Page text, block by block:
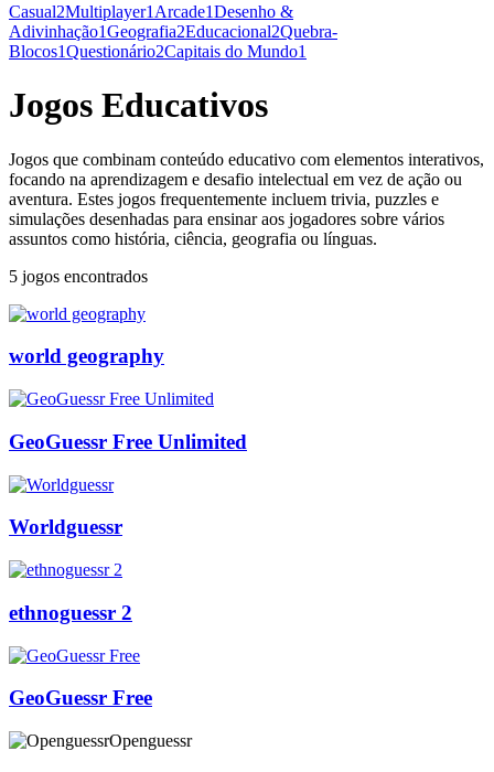
Casual2Multiplayer1 Arcade1Desenho &
Adivinhação1Geografia2Educacional2Quebra-
Blocos1Questionário2Capitais do Mundo1
Jogos Educativos
Jogos que combinam conteúdo educativo com elementos interativos,
focando na aprendizagem e desafio intelectual em vez de ação ou
aventura. Estes jogos frequentemente incluem trivia, puzzles e
simulações desenhadas para ensinar aos jogadores sobre vários
assuntos como história, ciência, geografia ou línguas.
5 jogos encontrados
world geography
GeoGuessr Free Unlimited
Worldguessr
ethnoguessr 2
GeoGuessr Free
Openguessr